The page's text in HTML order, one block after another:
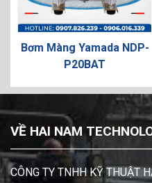
Màng Yamada NDP-
P20BAT
VỀ HAI NAM
CÔNG TY TNHH KỸ THUẬT